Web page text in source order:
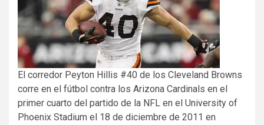
El corredor Peyton Hillis #40 de los Cleveland Browns
corre en el fútbol contra los Arizona Cardinals en el
primer cuarto del partido de la NFL en el University of
Phoenix Stadium el 18 de diciembre de 2011 en